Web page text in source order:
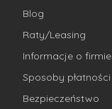
Blog
Raty/Leasing
Informacje o firmie
Sposoby płatności
Bezpieczeństwo